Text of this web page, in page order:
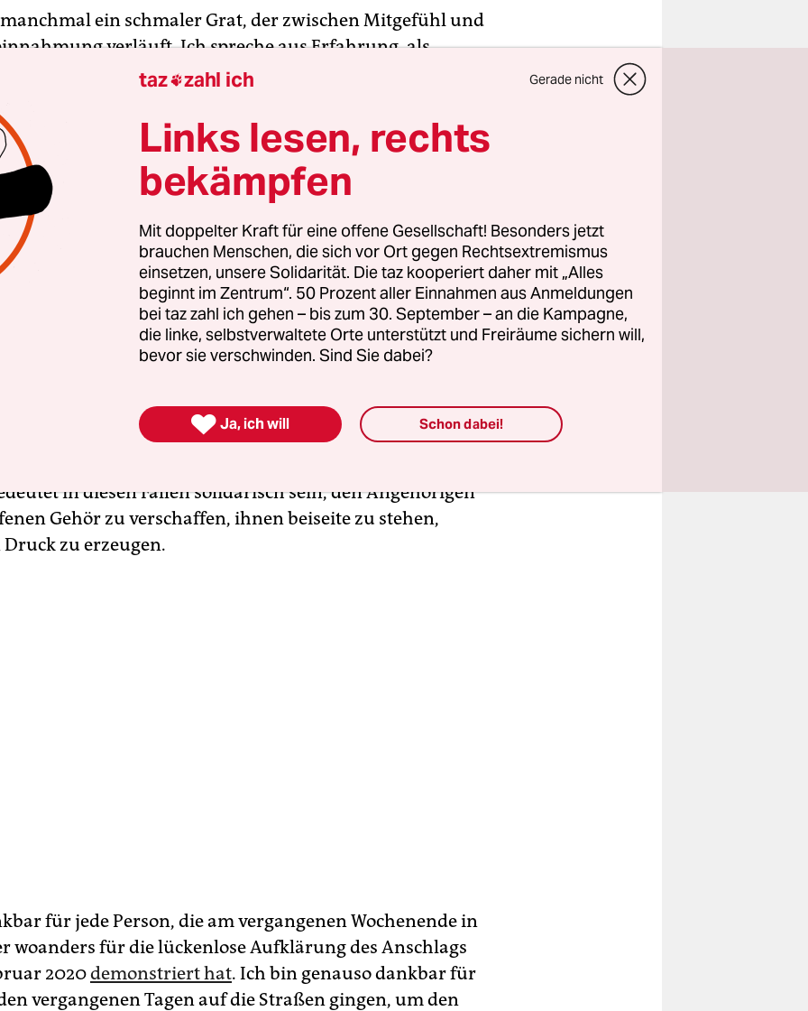
manchmal ein schmaler Grat, der zwischen Mitgefühl und
verläuft. Ich spreche aus Erfahrung, als
der den Tränen sehr schnell sehr nahe ist, wenn ich
höre. Vielleicht überidentifiziere ich mich mit der
Person, vielleicht hallt in ihren Worten ein eigener
Jedenfalls muss ich mich zusammenreißen, meine
Gefühle in solchen Momenten zurückzuhalten. Ich halte
Blick geht nach oben. Nicht, weil ich mich für mein
sondern weil es die Trauer der anderen Person zu
Und das ist respektlos, aus meiner Sicht.
Leid auch noch in einem politischen Kontext steht, wie etwa
Wochenende in Hanau, oder aktuell im Ukraine-
ist weit mehr als Empathie gefragt. „Menschen können für
– jedem Krieg – sei kein Ende zu machen. Mitgefühl ist eine
Es muss in Handeln umgesetzt werden, sonst
in diesen Fällen solidarisch sein, den Angehörigen
Gehör zu verschaffen, ihnen beiseite zu stehen,
zu erzeugen.
für jede Person, die am vergangenen Wochenende in
woanders für die lückenlose Aufklärung des Anschlags
2020demonstriert hat. Ich bin genauso dankbar für
vergangenen Tagen auf die Straßen gingen, um den
taz zahl ich Gerade nicht
Links lesen, rechts
bekämpfen
Mit doppelter Kraft für eine offene Gesellschaft! Besonders jetzt
brauchen Menschen, die sich vor Ort gegen Rechtsextremismus
einsetzen, unsere Solidarität. Die taz kooperiert daher mit „Alles
beginnt im Zentrum“. 50 Prozent aller Einnahmen aus Anmeldungen
bei taz zahl ich gehen – bis zum 30. September – an die Kampagne,
die linke, selbstverwaltete Orte unterstützt und Freiräume sichern will,
bevor sie verschwinden. Sind Sie dabei?
 Ja, ich will Schon dabei!